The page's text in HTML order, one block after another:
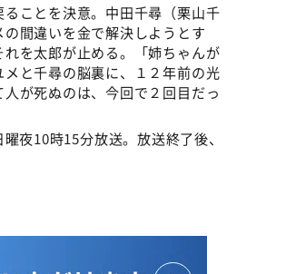
ことを決意。中田千尋（栗山千
間違いを金で解決しようとす
を太郎が止める。「姉ちゃんが
と千尋の脳裏に、１２年前の光
が死ぬのは、今回で２回目だっ
夜10時15分放送。放送終了後、